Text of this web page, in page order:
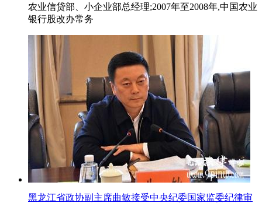
农业信贷部、小企业部总经理;2007年至2008年,中国农业
银行股改办常务
黑龙江省政协副主席曲敏接受中央纪委国家监委纪律审